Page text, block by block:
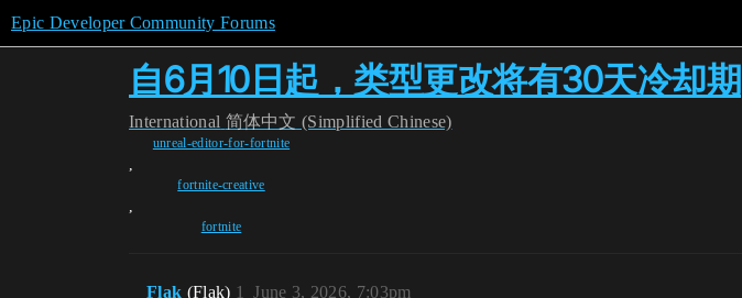
Epic Developer Community Forums
自6月10日起，类型更改将有30天冷却期
International 简体中文 (Simplified Chinese)
unreal-editor-for-fortnite
,
fortnite-creative
,
fortnite
Flak (Flak) June 3, 2026, 7:03pm
1